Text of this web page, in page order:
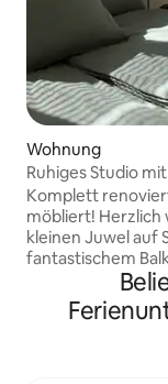
Wohnung
Ruhiges Studio
Komplett
möbliert! Herzlich willkommen in diesem
kleinen Juwel auf
fantastischem
mit einer
gelegenen